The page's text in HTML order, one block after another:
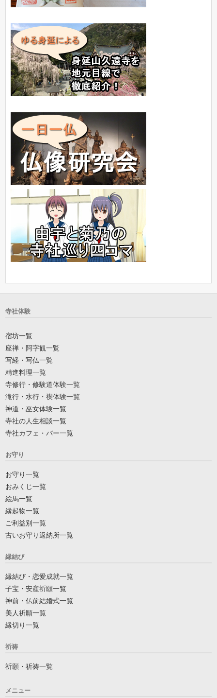
寺社体験
宿坊一覧
座禅・阿字観一覧
写経・写仏一覧
精進料理一覧
寺修行・修験道体験一覧
滝行・水行・禊体験一覧
神道・巫女体験一覧
寺社の人生相談一覧
寺社カフェ・バー一覧
お守り
お守り一覧
おみくじ一覧
絵馬一覧
縁起物一覧
ご利益別一覧
古いお守り返納所一覧
縁結び
縁結び・恋愛成就一覧
子宝・安産祈願一覧
神前・仏前結婚式一覧
美人祈願一覧
縁切り一覧
祈祷
祈願・祈祷一覧
メニュー